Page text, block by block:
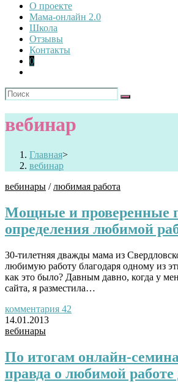
О проекте
Мама-онлайн 2.0
Школа
Отзывы
Контакты
0
вебинар
Главная>
вебинар
вебинары /любимая работа
Мощные и проверенные
определения любимой
30-тилетняя дважды мама из
любимую работу благодаря одному из
как это было? Давным давно, когда у
сайта, я разместила…
комментария 42
14.01.2013
вебинары
По итогам онлайн-
правда о любимой